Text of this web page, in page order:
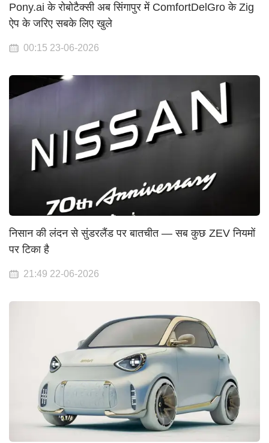
Pony.ai के रोबोटैक्सी अब सिंगापुर में ComfortDelGro के Zig
ऐप के जरिए सबके लिए खुले
00:15 23-06-2026
निसान की लंदन से सुंडरलैंड पर बातचीत — सब कुछ ZEV नियमों
पर टिका है
21:49 22-06-2026